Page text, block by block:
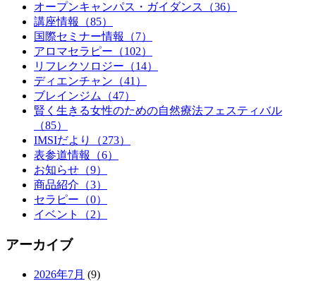
オープンキャンパス・ガイダンス（36）
講座情報（85）
国際セミナー情報（7）
アロマセラピー（102）
リフレクソロジー（14）
ディエンチャン（41）
ブレインジム（47）
賢く生きる女性のための自然療法フェスティバル
（85）
IMSIだより（273）
表参道情報（6）
お知らせ（9）
商品紹介（3）
セラピー（0）
イベント（2）
アーカイブ
2026年7月 (9)